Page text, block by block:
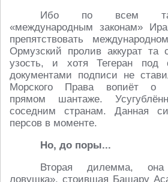
Ибо по всем так
«международным законам»
препятствовать
Ормузский пролив аккурат та
узость, и хотя Тегеран под
документами подписи не
Морского Права вопиёт о
прямом шантаже.
соседним странам. Данная
персов в моменте.
Но, до поры...
Вторая дилемма,
ловушка», стоившая Башару